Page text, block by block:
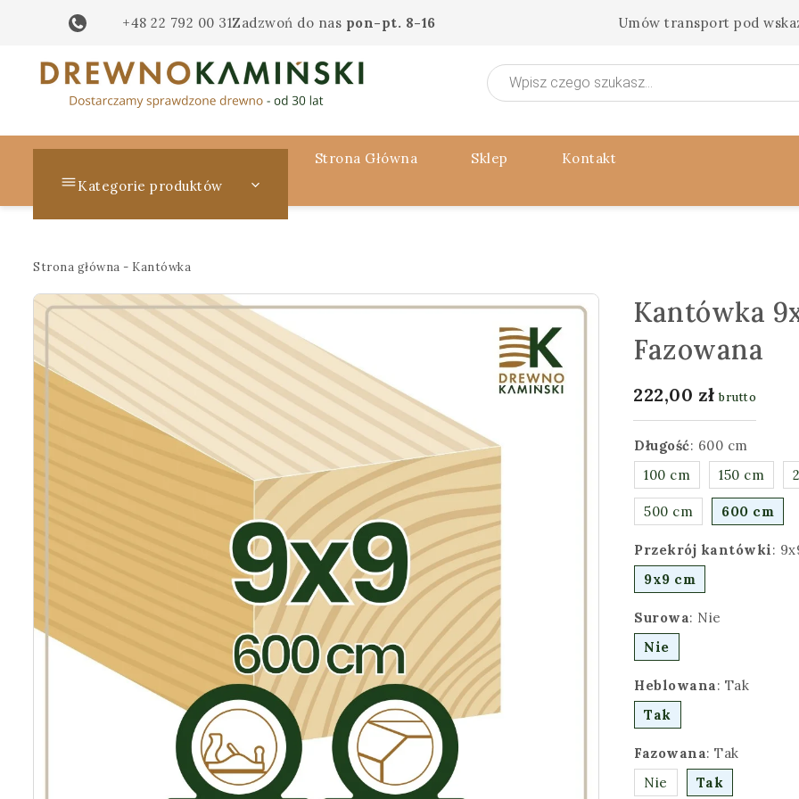
+48 22 792 00 31Zadzwoń do nas pon-pt. 8-16 Umów transport pod
Wyszukiwarka
produktów
Kategorie produktów
Strona Główna Sklep Kontakt
Strona główna - Kantówka
Kantówka
Fazowana
222,00 zł brutto
Długość: 600 cm
100 cm
150 cm
500 cm 600 cm
Przekrój kantówki:
9x9 cm
Surowa: Nie
Nie
Heblowana: Tak
Tak
Fazowana: Tak
Nie
Tak